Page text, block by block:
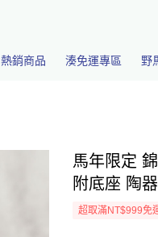
熱銷商品 湊免運專區 野
馬年限定
附底座 陶
超取滿NT$999免